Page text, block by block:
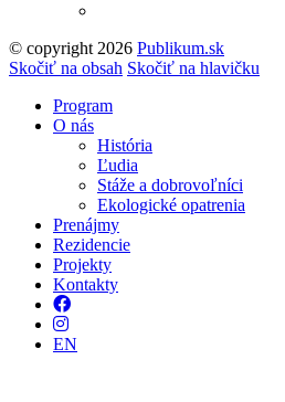
© copyright 2026 Publikum.sk
Tvorba stránok: Enjoy
Skočiť na obsah Skočiť na hlavičku
Program
O nás
História
Ľudia
Stáže a dobrovoľníci
Ekologické opatrenia
Prenájmy
Rezidencie
Projekty
Kontakty
Facebook
Instagram
EN